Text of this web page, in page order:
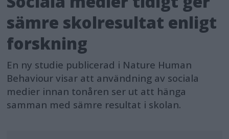
sämre skolresultat enligt
forskning
En ny studie publicerad i Nature Human
Behaviour visar att användning av sociala
medier innan tonåren ser ut att hänga
samman med sämre resultat i skolan.